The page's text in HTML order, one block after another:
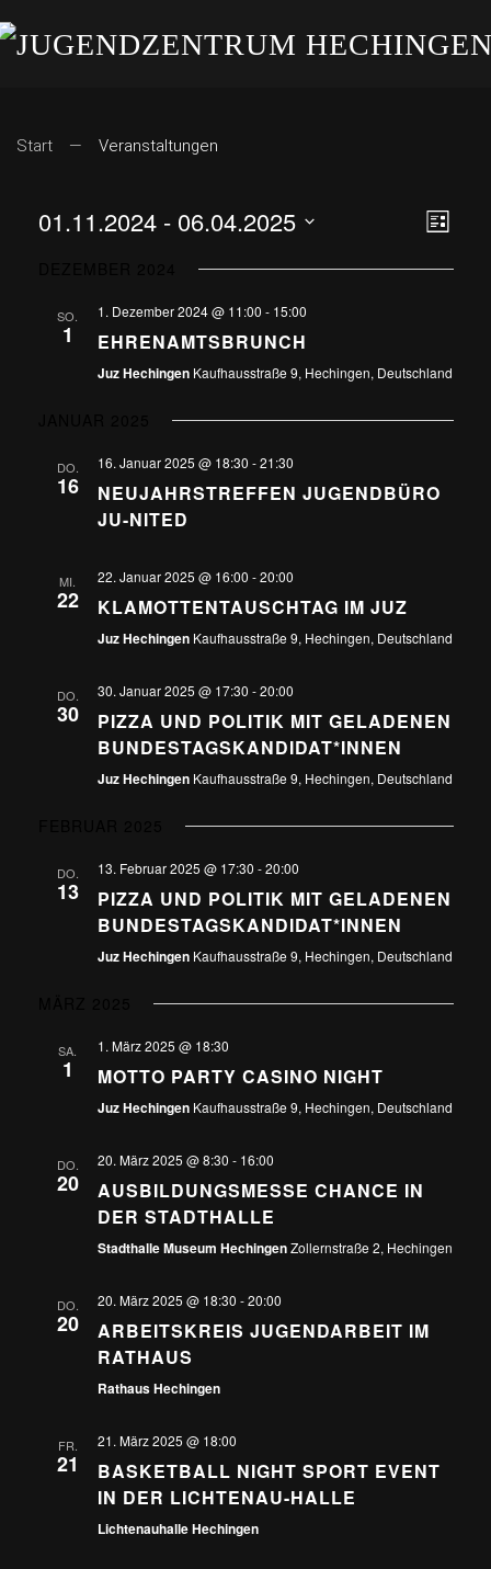
Start Veranstaltungen
Liste
01.11.2024 - 06.04.2025
SO.
1
1. Dezember 2024 @ 11:00 - 15:00
EHRENAMTSBRUNCH
Juz Hechingen Kaufhausstraße 9, Hechingen, Deutschland
DO.
16
16. Januar 2025 @ 18:30 -21:30
NEUJAHRSTREFFEN JUGENDBÜRO
JU-NITED
MI.
22
22. Januar 2025 @ 16:00 -20:00
KLAMOTTENTAUSCHTAG IM JUZ
Juz Hechingen Kaufhausstraße 9, Hechingen, Deutschland
DO.
30
30. Januar 2025 @ 17:30 -20:00
PIZZA UND POLITIK MIT GELADENEN
BUNDESTAGSKANDIDAT*INNEN
Juz Hechingen Kaufhausstraße 9, Hechingen, Deutschland
DO.
13
13. Februar 2025 @ 17:30 -20:00
PIZZA UND POLITIK MIT GELADENEN
BUNDESTAGSKANDIDAT*INNEN
Juz Hechingen Kaufhausstraße 9, Hechingen, Deutschland
SA.
1
1. März 2025 @ 18:30
MOTTO PARTY CASINO NIGHT
Juz Hechingen Kaufhausstraße 9, Hechingen, Deutschland
DO.
20
20. März 2025 @ 8:30 - 16:00
AUSBILDUNGSMESSE CHANCE IN
DER STADTHALLE
Stadthalle Museum HechingenZollernstraße 2, Hechingen
DO.
20
20. März 2025 @ 18:30 -20:00
ARBEITSKREIS JUGENDARBEIT IM
RATHAUS
Rathaus Hechingen
FR.
21
21. März 2025 @ 18:00
BASKETBALL NIGHT SPORT EVENT
IN DER LICHTENAU-HALLE
Lichtenauhalle Hechingen